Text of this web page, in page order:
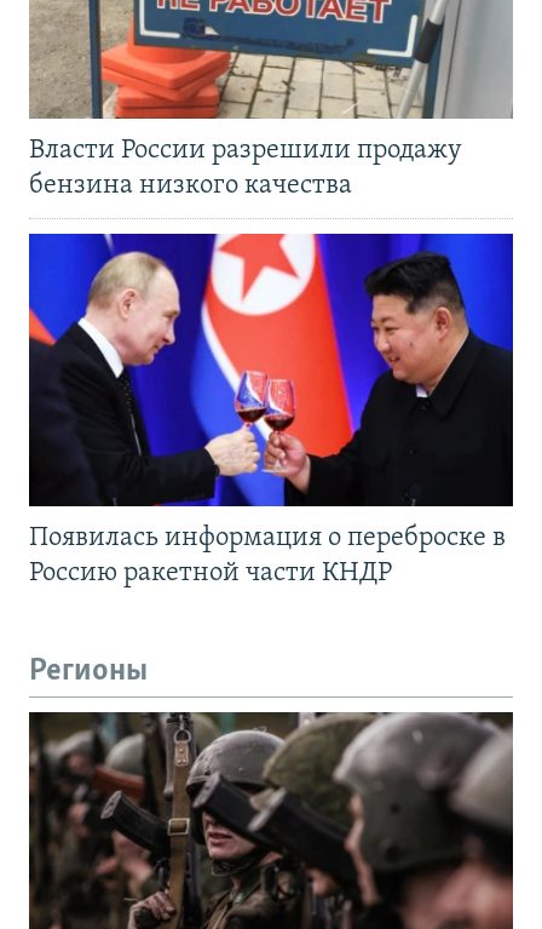
Власти России разрешили продажу
бензина низкого качества
Появилась информация о переброске в
Россию ракетной части КНДР
Регионы